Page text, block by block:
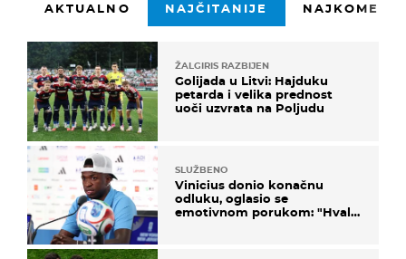
AKTUALNO NAJČITANIJE
ŽALGIRIS RAZBIJEN
Golijada u Litvi: Hajduku
petarda i velika prednost
uoči uzvrata na Poljudu
SLUŽBENO
Vinicius donio konačnu
odluku, oglasio se
emotivnom porukom: "Hvala